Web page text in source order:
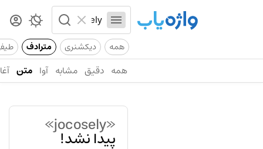
همه دیکشنری مترادف
همه دقیق مشابه آوا متن
«jocosely»
پیدا نشد!